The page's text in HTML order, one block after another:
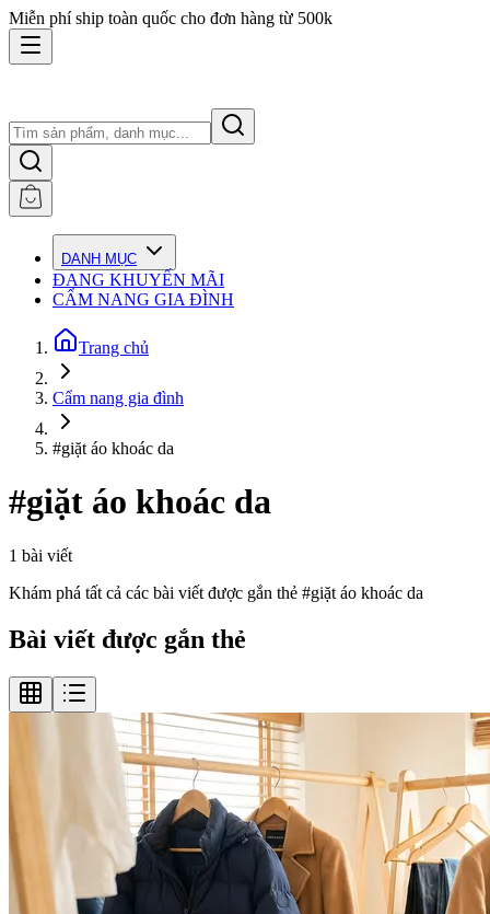
Miễn phí ship toàn quốc cho đơn hàng từ 500k
DANH MỤC
ĐANG KHUYẾN MÃI
CẨM NANG GIA ĐÌNH
Trang chủ
Cẩm nang gia đình
#giặt áo khoác da
#giặt áo khoác da
1 bài viết
Khám phá tất cả các bài viết được gắn thẻ #giặt áo khoác da
Bài viết được gắn thẻ